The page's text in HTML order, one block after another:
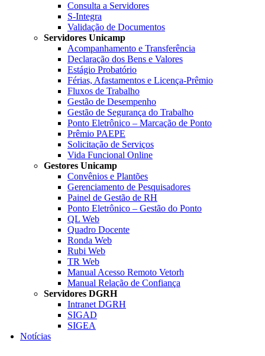
Consulta a Servidores
S-Integra
Validação de Documentos
Servidores Unicamp
Acompanhamento e Transferência
Declaração dos Bens e Valores
Estágio Probatório
Férias, Afastamentos e Licença-Prêmio
Fluxos de Trabalho
Gestão de Desempenho
Gestão de Segurança do Trabalho
Ponto Eletrônico – Marcação de Ponto
Prêmio PAEPE
Solicitação de Serviços
Vida Funcional Online
Gestores Unicamp
Convênios e Plantões
Gerenciamento de Pesquisadores
Painel de Gestão de RH
Ponto Eletrônico – Gestão do Ponto
QL Web
Quadro Docente
Ronda Web
Rubi Web
TR Web
Manual Acesso Remoto Vetorh
Manual Relação de Confiança
Servidores DGRH
Intranet DGRH
SIGAD
SIGEA
Notícias